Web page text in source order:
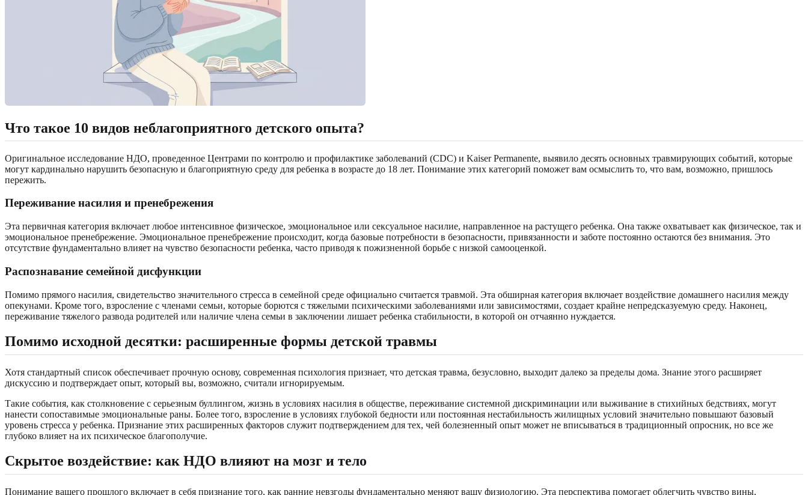
Что такое 10 видов неблагоприятного детского опыта?
Оригинальное исследование НДО, проведенное Центрами по контролю и профилактике заболеваний (CDC) и Kaiser Permanente, выявило десять основных травмирующих событий, которые
могут кардинально нарушить безопасную и благоприятную среду для ребенка в возрасте до 18 лет. Понимание этих категорий поможет вам осмыслить то, что вам, возможно, пришлось
пережить.
Переживание насилия и пренебрежения
Эта первичная категория включает любое интенсивное физическое, эмоциональное или сексуальное насилие, направленное на растущего ребенка. Она также охватывает как физическое, так и
эмоциональное пренебрежение. Эмоциональное пренебрежение происходит, когда базовые потребности в безопасности, привязанности и заботе постоянно остаются без внимания. Это
отсутствие фундаментально влияет на чувство безопасности ребенка, часто приводя к пожизненной борьбе с низкой самооценкой.
Распознавание семейной дисфункции
Помимо прямого насилия, свидетельство значительного стресса в семейной среде официально считается травмой. Эта обширная категория включает воздействие домашнего насилия между
опекунами. Кроме того, взросление с членами семьи, которые борются с тяжелыми психическими заболеваниями или зависимостями, создает крайне непредсказуемую среду. Наконец,
переживание тяжелого развода родителей или наличие члена семьи в заключении лишает ребенка стабильности, в которой он отчаянно нуждается.
Помимо исходной десятки: расширенные формы детской травмы
Хотя стандартный список обеспечивает прочную основу, современная психология признает, что детская травма, безусловно, выходит далеко за пределы дома. Знание этого расширяет
дискуссию и подтверждает опыт, который вы, возможно, считали игнорируемым.
Такие события, как столкновение с серьезным буллингом, жизнь в условиях насилия в обществе, переживание системной дискриминации или выживание в стихийных бедствиях, могут
нанести сопоставимые эмоциональные раны. Более того, взросление в условиях глубокой бедности или постоянная нестабильность жилищных условий значительно повышают базовый
уровень стресса у ребенка. Признание этих расширенных факторов служит подтверждением для тех, чей болезненный опыт может не вписываться в традиционный опросник, но все же
глубоко влияет на их психическое благополучие.
Скрытое воздействие: как НДО влияют на мозг и тело
Понимание вашего прошлого включает в себя признание того, как ранние невзгоды фундаментально меняют вашу физиологию. Эта перспектива помогает облегчить чувство вины,